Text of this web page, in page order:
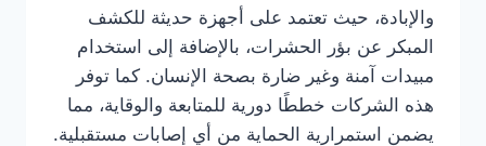
والإبادة، حيث تعتمد على أجهزة حديثة للكشف
المبكر عن بؤر الحشرات، بالإضافة إلى استخدام
مبيدات آمنة وغير ضارة بصحة الإنسان. كما توفر
هذه الشركات خططًا دورية للمتابعة والوقاية، مما
يضمن استمرارية الحماية من أي إصابات مستقبلية.